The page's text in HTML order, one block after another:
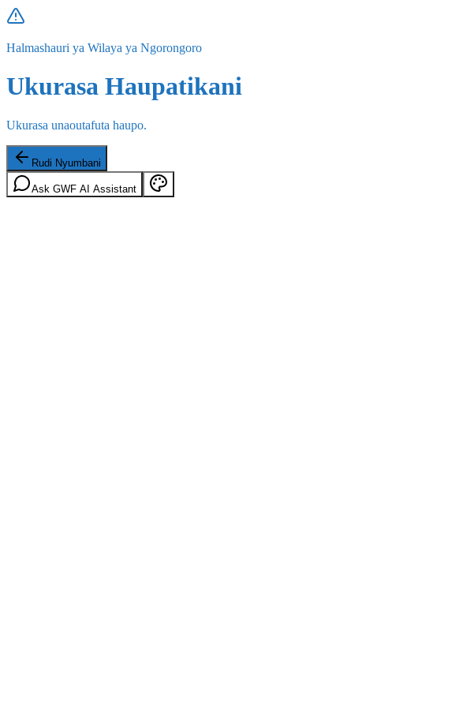
Halmashauri ya Wilaya ya Ngorongoro
Ukurasa Haupatikani
Ukurasa unaoutafuta haupo.
Rudi Nyumbani
Ask GWF AI Assistant